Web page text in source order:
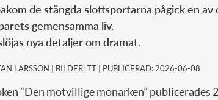
de stängda slottsportarna pågick en
gemensamma liv.
nya detaljer om dramat.
LARSSON | BILDER: TT | PUBLICERAD: 2026-06-08
”Den motvillige monarken” publicerades